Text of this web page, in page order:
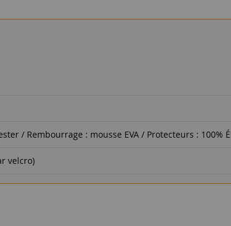
/ Rembourrage : mousse EVA / Protecteurs :
velcro)